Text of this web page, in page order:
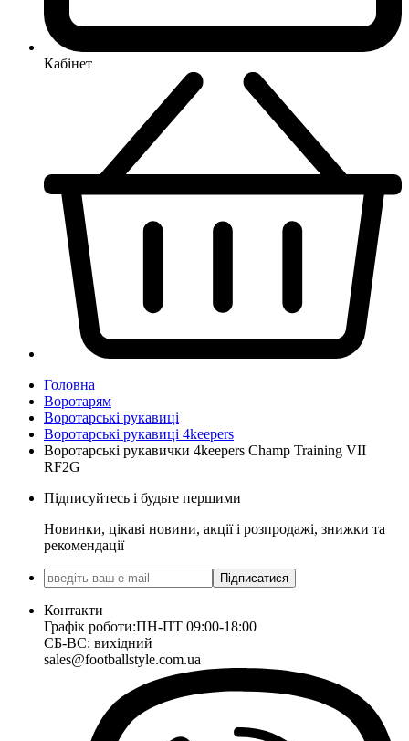
Кабінет
Головна
Воротарям
Воротарські рукавиці
Воротарські рукавиці 4keepers
Воротарські рукавички 4keepers Champ Training VII
RF2G
Підписуйтесь і будьте першими
Новинки, цікаві новини, акції і розпродажі, знижки та
рекомендації
Підписатися
Контакти
Графік роботи:ПН-ПТ 09:00-18:00
СБ-ВС: вихідний
sales@footballstyle.com.ua